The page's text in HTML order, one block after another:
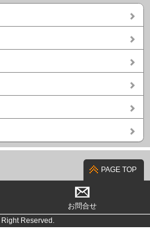
PAGE TOP
お問合せ
Reserved.